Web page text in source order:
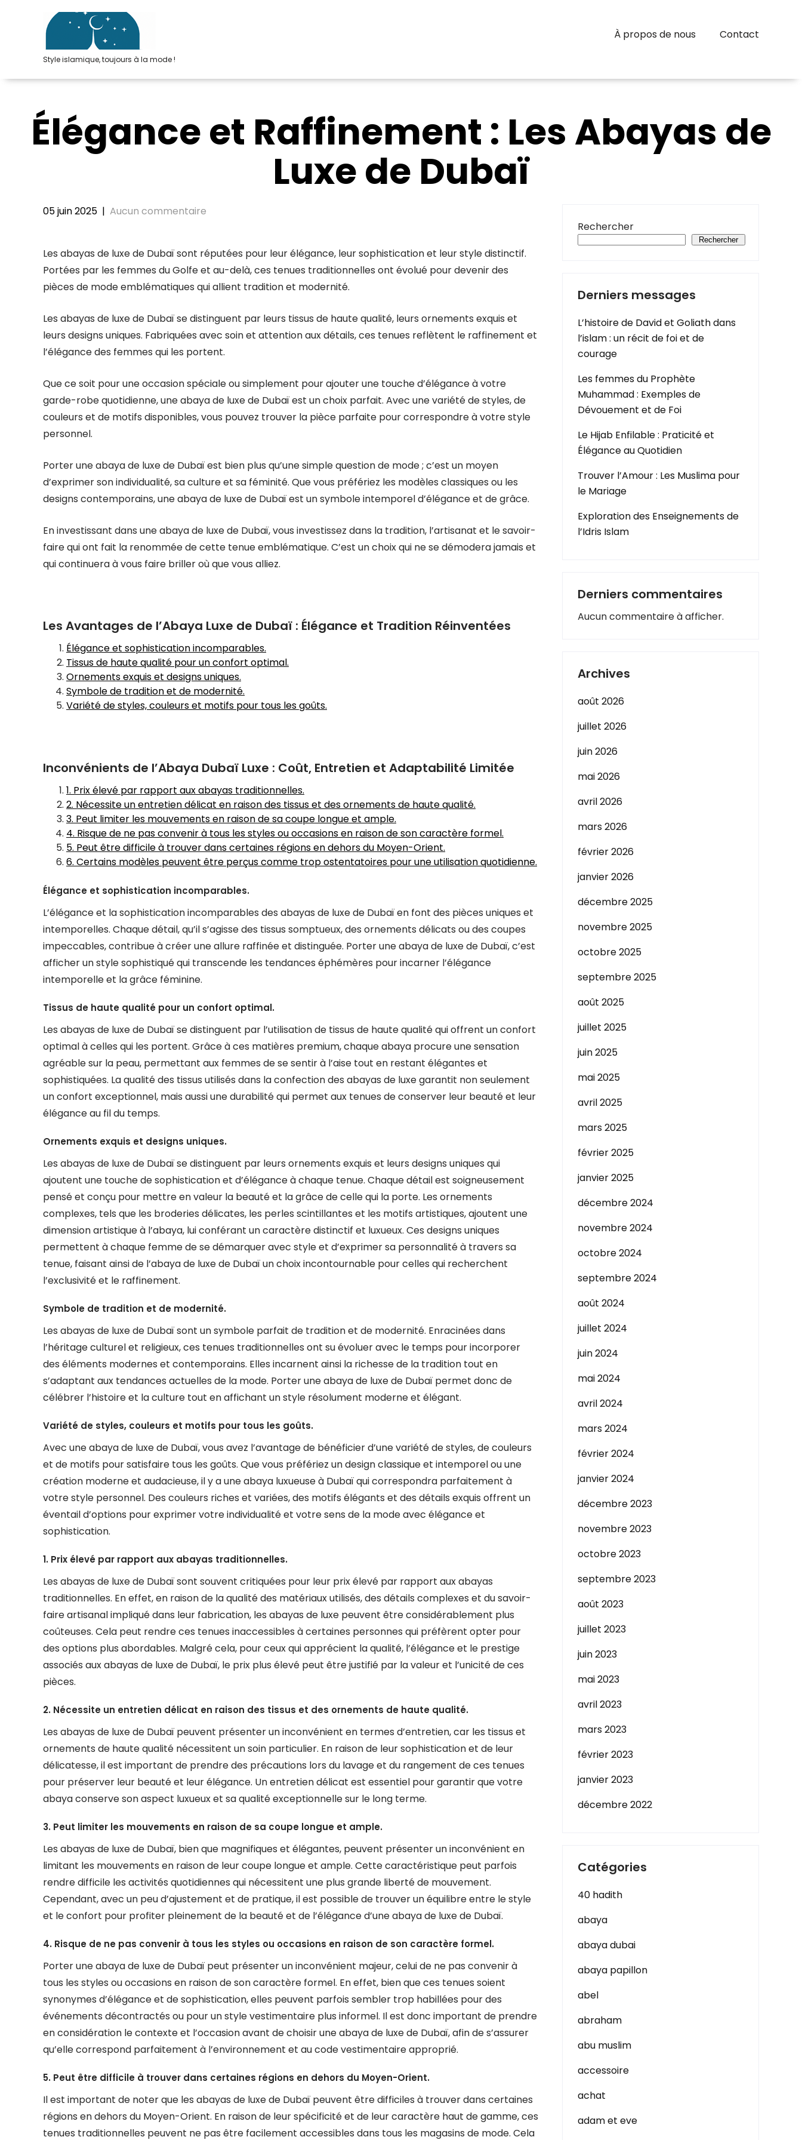
Style islamique, toujours à la mode !
À propos de nous Contact
Élégance et Raffinement : Les Abayas de
Luxe de Dubaï
05 juin 2025 | Aucun commentaire
Les abayas de luxe de Dubaï sont réputées pour leur élégance, leur sophistication et leur style distinctif.
Portées par les femmes du Golfe et au-delà, ces tenues traditionnelles ont évolué pour devenir des
pièces de mode emblématiques qui allient tradition et modernité.
Les abayas de luxe de Dubaï se distinguent par leurs tissus de haute qualité, leurs ornements exquis et
leurs designs uniques. Fabriquées avec soin et attention aux détails, ces tenues reflètent le raffinement et
l’élégance des femmes qui les portent.
Que ce soit pour une occasion spéciale ou simplement pour ajouter une touche d’élégance à votre
garde-robe quotidienne, une abaya de luxe de Dubaï est un choix parfait. Avec une variété de styles, de
couleurs et de motifs disponibles, vous pouvez trouver la pièce parfaite pour correspondre à votre style
personnel.
Porter une abaya de luxe de Dubaï est bien plus qu’une simple question de mode ; c’est un moyen
d’exprimer son individualité, sa culture et sa féminité. Que vous préfériez les modèles classiques ou les
designs contemporains, une abaya de luxe de Dubaï est un symbole intemporel d’élégance et de grâce.
En investissant dans une abaya de luxe de Dubaï, vous investissez dans la tradition, l’artisanat et le savoir-
faire qui ont fait la renommée de cette tenue emblématique. C’est un choix qui ne se démodera jamais et
qui continuera à vous faire briller où que vous alliez.
Les Avantages de l’Abaya Luxe de Dubaï : Élégance et Tradition Réinventées
Élégance et sophistication incomparables.
Tissus de haute qualité pour un confort optimal.
Ornements exquis et designs uniques.
Symbole de tradition et de modernité.
Variété de styles, couleurs et motifs pour tous les goûts.
Inconvénients de l’Abaya Dubaï Luxe : Coût, Entretien et Adaptabilité Limitée
1. Prix élevé par rapport aux abayas traditionnelles.
2. Nécessite un entretien délicat en raison des tissus et des ornements de haute qualité.
3. Peut limiter les mouvements en raison de sa coupe longue et ample.
4. Risque de ne pas convenir à tous les styles ou occasions en raison de son caractère formel.
5. Peut être difficile à trouver dans certaines régions en dehors du Moyen-Orient.
6. Certains modèles peuvent être perçus comme trop ostentatoires pour une utilisation quotidienne.
Élégance et sophistication incomparables.
L’élégance et la sophistication incomparables des abayas de luxe de Dubaï en font des pièces uniques et
intemporelles. Chaque détail, qu’il s’agisse des tissus somptueux, des ornements délicats ou des coupes
impeccables, contribue à créer une allure raffinée et distinguée. Porter une abaya de luxe de Dubaï, c’est
afficher un style sophistiqué qui transcende les tendances éphémères pour incarner l’élégance
intemporelle et la grâce féminine.
Tissus de haute qualité pour un confort optimal.
Les abayas de luxe de Dubaï se distinguent par l’utilisation de tissus de haute qualité qui offrent un confort
optimal à celles qui les portent. Grâce à ces matières premium, chaque abaya procure une sensation
agréable sur la peau, permettant aux femmes de se sentir à l’aise tout en restant élégantes et
sophistiquées. La qualité des tissus utilisés dans la confection des abayas de luxe garantit non seulement
un confort exceptionnel, mais aussi une durabilité qui permet aux tenues de conserver leur beauté et leur
élégance au fil du temps.
Ornements exquis et designs uniques.
Les abayas de luxe de Dubaï se distinguent par leurs ornements exquis et leurs designs uniques qui
ajoutent une touche de sophistication et d’élégance à chaque tenue. Chaque détail est soigneusement
pensé et conçu pour mettre en valeur la beauté et la grâce de celle qui la porte. Les ornements
complexes, tels que les broderies délicates, les perles scintillantes et les motifs artistiques, ajoutent une
dimension artistique à l’abaya, lui conférant un caractère distinctif et luxueux. Ces designs uniques
permettent à chaque femme de se démarquer avec style et d’exprimer sa personnalité à travers sa
tenue, faisant ainsi de l’abaya de luxe de Dubaï un choix incontournable pour celles qui recherchent
l’exclusivité et le raffinement.
Symbole de tradition et de modernité.
Les abayas de luxe de Dubaï sont un symbole parfait de tradition et de modernité. Enracinées dans
l’héritage culturel et religieux, ces tenues traditionnelles ont su évoluer avec le temps pour incorporer
des éléments modernes et contemporains. Elles incarnent ainsi la richesse de la tradition tout en
s’adaptant aux tendances actuelles de la mode. Porter une abaya de luxe de Dubaï permet donc de
célébrer l’histoire et la culture tout en affichant un style résolument moderne et élégant.
Variété de styles, couleurs et motifs pour tous les goûts.
Avec une abaya de luxe de Dubaï, vous avez l’avantage de bénéficier d’une variété de styles, de couleurs
et de motifs pour satisfaire tous les goûts. Que vous préfériez un design classique et intemporel ou une
création moderne et audacieuse, il y a une abaya luxueuse à Dubaï qui correspondra parfaitement à
votre style personnel. Des couleurs riches et variées, des motifs élégants et des détails exquis offrent un
éventail d’options pour exprimer votre individualité et votre sens de la mode avec élégance et
sophistication.
1. Prix élevé par rapport aux abayas traditionnelles.
Les abayas de luxe de Dubaï sont souvent critiquées pour leur prix élevé par rapport aux abayas
traditionnelles. En effet, en raison de la qualité des matériaux utilisés, des détails complexes et du savoir-
faire artisanal impliqué dans leur fabrication, les abayas de luxe peuvent être considérablement plus
coûteuses. Cela peut rendre ces tenues inaccessibles à certaines personnes qui préfèrent opter pour
des options plus abordables. Malgré cela, pour ceux qui apprécient la qualité, l’élégance et le prestige
associés aux abayas de luxe de Dubaï, le prix plus élevé peut être justifié par la valeur et l’unicité de ces
pièces.
2. Nécessite un entretien délicat en raison des tissus et des ornements de haute qualité.
Les abayas de luxe de Dubaï peuvent présenter un inconvénient en termes d’entretien, car les tissus et
ornements de haute qualité nécessitent un soin particulier. En raison de leur sophistication et de leur
délicatesse, il est important de prendre des précautions lors du lavage et du rangement de ces tenues
pour préserver leur beauté et leur élégance. Un entretien délicat est essentiel pour garantir que votre
abaya conserve son aspect luxueux et sa qualité exceptionnelle sur le long terme.
3. Peut limiter les mouvements en raison de sa coupe longue et ample.
Les abayas de luxe de Dubaï, bien que magnifiques et élégantes, peuvent présenter un inconvénient en
limitant les mouvements en raison de leur coupe longue et ample. Cette caractéristique peut parfois
rendre difficile les activités quotidiennes qui nécessitent une plus grande liberté de mouvement.
Cependant, avec un peu d’ajustement et de pratique, il est possible de trouver un équilibre entre le style
et le confort pour profiter pleinement de la beauté et de l’élégance d’une abaya de luxe de Dubaï.
4. Risque de ne pas convenir à tous les styles ou occasions en raison de son caractère formel.
Porter une abaya de luxe de Dubaï peut présenter un inconvénient majeur, celui de ne pas convenir à
tous les styles ou occasions en raison de son caractère formel. En effet, bien que ces tenues soient
synonymes d’élégance et de sophistication, elles peuvent parfois sembler trop habillées pour des
événements décontractés ou pour un style vestimentaire plus informel. Il est donc important de prendre
en considération le contexte et l’occasion avant de choisir une abaya de luxe de Dubaï, afin de s’assurer
qu’elle correspond parfaitement à l’environnement et au code vestimentaire approprié.
5. Peut être difficile à trouver dans certaines régions en dehors du Moyen-Orient.
Il est important de noter que les abayas de luxe de Dubaï peuvent être difficiles à trouver dans certaines
régions en dehors du Moyen-Orient. En raison de leur spécificité et de leur caractère haut de gamme, ces
tenues traditionnelles peuvent ne pas être facilement accessibles dans tous les magasins de mode. Cela
Rechercher
Rechercher
Derniers messages
L’histoire de David et Goliath dans
l’islam : un récit de foi et de
courage
Les femmes du Prophète
Muhammad : Exemples de
Dévouement et de Foi
Le Hijab Enfilable : Praticité et
Élégance au Quotidien
Trouver l’Amour : Les Muslima pour
le Mariage
Exploration des Enseignements de
l’Idris Islam
Derniers commentaires
Aucun commentaire à afficher.
Archives
août 2026
juillet 2026
juin 2026
mai 2026
avril 2026
mars 2026
février 2026
janvier 2026
décembre 2025
novembre 2025
octobre 2025
septembre 2025
août 2025
juillet 2025
juin 2025
mai 2025
avril 2025
mars 2025
février 2025
janvier 2025
décembre 2024
novembre 2024
octobre 2024
septembre 2024
août 2024
juillet 2024
juin 2024
mai 2024
avril 2024
mars 2024
février 2024
janvier 2024
décembre 2023
novembre 2023
octobre 2023
septembre 2023
août 2023
juillet 2023
juin 2023
mai 2023
avril 2023
mars 2023
février 2023
janvier 2023
décembre 2022
Catégories
40 hadith
abaya
abaya dubai
abaya papillon
abel
abraham
abu muslim
accessoire
achat
adam et eve